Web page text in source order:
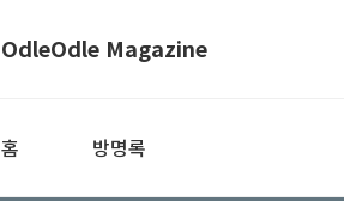
OdleOdle Magazine
홈 방명록